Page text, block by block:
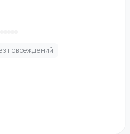
повреждений